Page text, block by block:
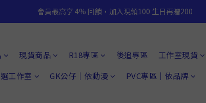
會員最高享 4% 回饋，加入現領100 生日再贈200
現貨商品 R18專區 後追專區 工作室現貨
工作室
GK公仔｜依動漫 PVC專區｜依品牌